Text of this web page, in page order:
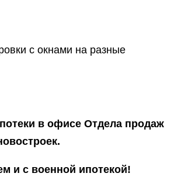
с окнами на разные
в офисе Отдела продаж
и с военной ипотекой!